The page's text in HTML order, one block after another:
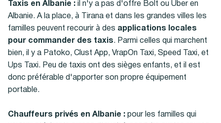
Taxis en Albanie : il n'y a pas d'offre Bolt ou Uber en
Albanie. A la place, à Tirana et dans les grandes villes les
familles peuvent recourir à des applications locales
pour commander des taxis. Parmi celles qui marchent
bien, il y a Patoko, Clust App, VrapOn Taxi, Speed Taxi, et
Ups Taxi. Peu de taxis ont des sièges enfants, et il est
donc préférable d'apporter son propre équipement
portable.
Chauffeurs privés en Albanie : pour les familles qui